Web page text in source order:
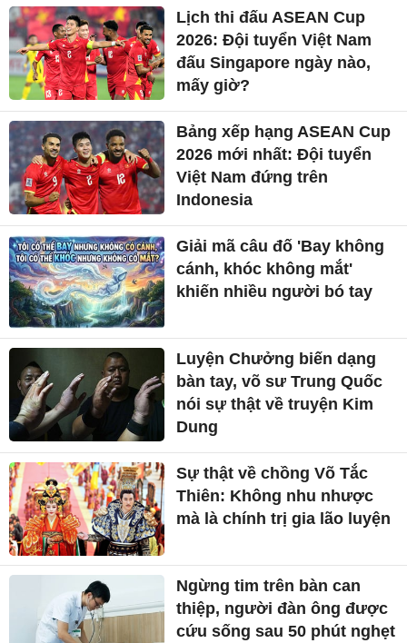
Lịch thi đấu ASEAN Cup
2026: Đội tuyển Việt Nam
đấu Singapore ngày nào,
mấy giờ?
Bảng xếp hạng ASEAN Cup
2026 mới nhất: Đội tuyển
Việt Nam đứng trên
Indonesia
Giải mã câu đố 'Bay không
cánh, khóc không mắt'
khiến nhiều người bó tay
Luyện Chưởng biến dạng
bàn tay, võ sư Trung Quốc
nói sự thật về truyện Kim
Dung
Sự thật về chồng Võ Tắc
Thiên: Không nhu nhược
mà là chính trị gia lão luyện
Ngừng tim trên bàn can
thiệp, người đàn ông được
cứu sống sau 50 phút nghẹt